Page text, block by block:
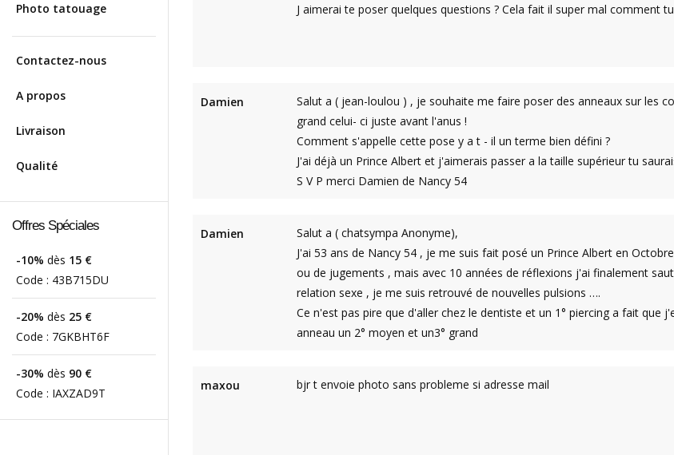
Photo tatouage
Contactez-nous
A propos
Livraison
Qualité
Offres Spéciales
-10% dès 15 €
Code : 43B715DU
-20% dès 25 €
Code : 7GKBHT6F
-30% dès 90 €
Code : IAXZAD9T
J aimerai te poser quelques questions ? Cela fait il super mal comment
Damien
Salut a ( jean-loulou ) , je souhaite me faire poser des anneaux sur les
grand celui- ci juste avant l'anus !
Comment s'appelle cette pose y a t - il un terme bien défini ?
J'ai déjà un Prince Albert et j'aimerais passer a la taille supérieur tu
S V P merci Damien de Nancy 54
Damien
Salut a ( chatsympa Anonyme),
J'ai 53 ans de Nancy 54 , je me suis fait posé un Prince Albert en
ou de jugements , mais avec 10 années de réflexions j'ai finalement
relation sexe , je me suis retrouvé de nouvelles pulsions ….
Ce n'est pas pire que d'aller chez le dentiste et un 1° piercing a fait
anneau un 2° moyen et un3° grand
maxou bjr t envoie photo sans probleme si adresse mail